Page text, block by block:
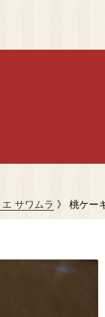
サワムラ 》 桃ケー